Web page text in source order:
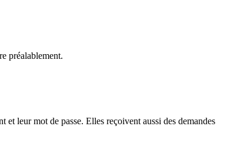
préalablement.
leur mot de passe. Elles reçoivent aussi des demandes